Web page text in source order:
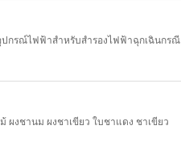
กรณ์ไฟฟ้าสำหรับสำรองไฟฟ้าฉุกเฉินกรณี
ผงชานม ผงชาเขียว ใบชาแดง ชาเขียว